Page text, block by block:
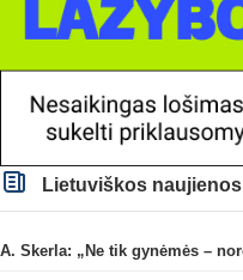
Lietuviškos naujienos